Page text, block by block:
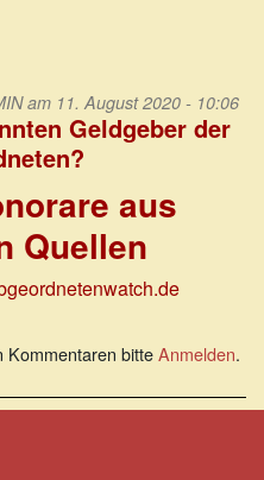
am 11. August 2020 - 10:06
Geldgeber der
aus
Quellen
Kommentaren bitteAnmelden.